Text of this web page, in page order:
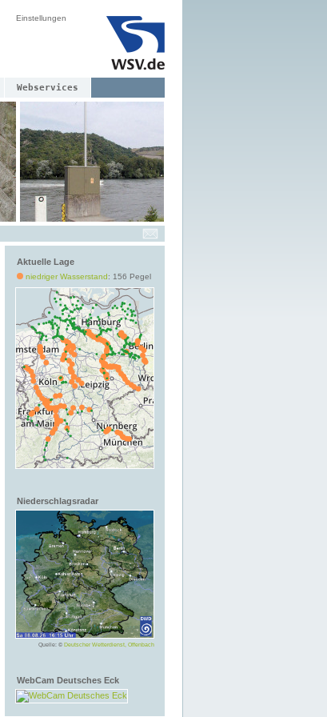
Einstellungen
Webservices
Aktuelle Lage
niedriger Wasserstand: 156 Pegel
Niederschlagsradar
Quelle: © Deutscher Wetterdienst, Offenbach
WebCam Deutsches Eck